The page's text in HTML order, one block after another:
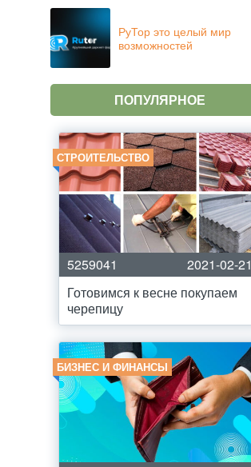
РуТор это целый мир
возможностей
ПОПУЛЯРНОЕ
СТРОИТЕЛЬСТВО
5259041
2021-02-21
Готовимся к весне покупаем
черепицу
БИЗНЕС И ФИНАНСЫ